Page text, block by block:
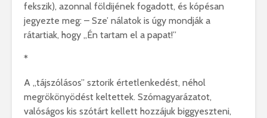
fekszik), azonnal földijének fogadott, és kópésan
jegyezte meg: – Sze’ nálatok is úgy mondják a
rátartiak, hogy „Én tartam el a papat!”
*
A „tájszólásos” sztorik értetlenkedést, néhol
megrökönyödést keltettek. Szómagyarázatot,
valóságos kis szótárt kellett hozzájuk biggyeszteni,